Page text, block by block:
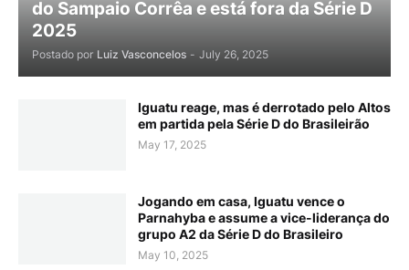
do Sampaio Corrêa e está fora da Série D
2025
Postado por Luiz Vasconcelos - July 26, 2025
Iguatu reage, mas é derrotado pelo Altos
em partida pela Série D do Brasileirão
May 17, 2025
Jogando em casa, Iguatu vence o
Parnahyba e assume a vice-liderança do
grupo A2 da Série D do Brasileiro
May 10, 2025